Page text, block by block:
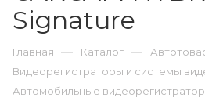
Signature
Главная — Каталог —
Видеорегистраторы и системы
Автомобильные